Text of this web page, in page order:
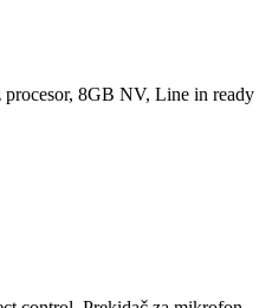
8GB NV, Line in ready